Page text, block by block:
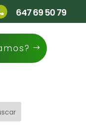
647 69 50 79